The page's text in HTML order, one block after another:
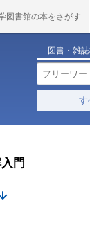
図書館の本をさがす
図書・雑
す
門